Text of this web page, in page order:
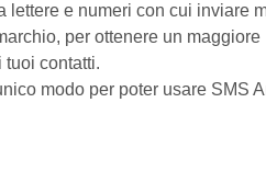
lettere e numeri con cui inviare
per ottenere un maggiore
contatti.
modo per poter usare SMS